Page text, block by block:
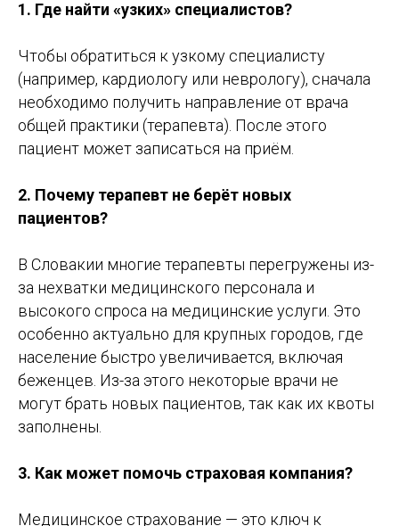
1. Где найти «узких» специалистов?
Чтобы обратиться к узкому специалисту
(например, кардиологу или неврологу), сначала
необходимо получить направление от врача
общей практики (терапевта). После этого
пациент может записаться на приём.
2. Почему терапевт не берёт новых
пациентов?
В Словакии многие терапевты перегружены из-
за нехватки медицинского персонала и
высокого спроса на медицинские услуги. Это
особенно актуально для крупных городов, где
население быстро увеличивается, включая
беженцев. Из-за этого некоторые врачи не
могут брать новых пациентов, так как их квоты
заполнены.
3. Как может помочь страховая компания?
Медицинское страхование — это ключ к